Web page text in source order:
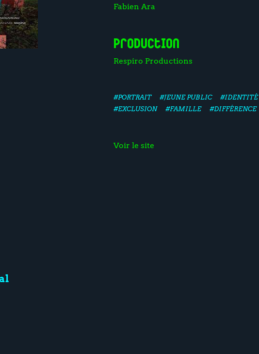
Fabien Ara
Production
Respiro Productions
#PORTRAIT #JEUNE PUBLIC #IDENTITÉ
#EXCLUSION
#FAMILLE #DIFFÉRENCE
Voir le site